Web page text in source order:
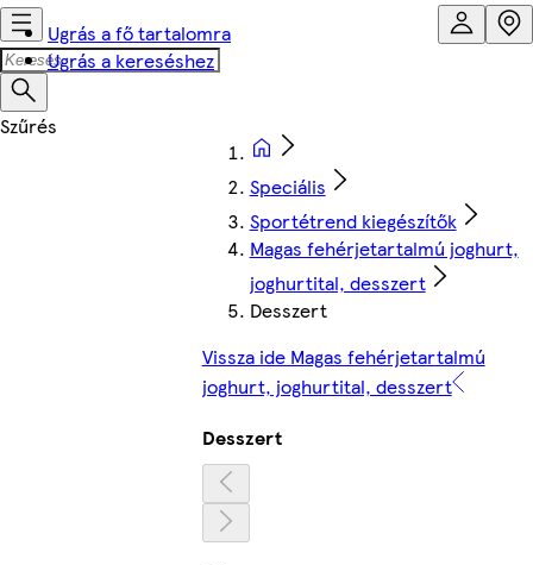
Ugrás a fő tartalomra
Ugrás a kereséshez
Speciális
Sportétrend kiegészítők
Magas fehérjetartalmú joghurt,
joghurtital, desszert
Desszert
Vissza ide Magas fehérjetartalmú
joghurt, joghurtital, desszert
Desszert